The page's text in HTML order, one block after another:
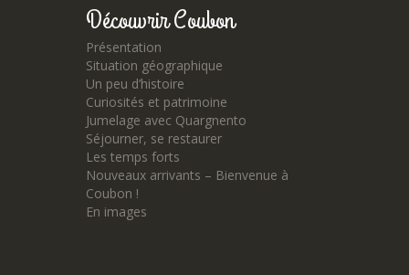
Découvrir Coubon
Présentation
Situation géographique
Un peu d’histoire
Curiosités et patrimoine
Jumelage avec Quargnento
Séjourner, se restaurer
Les temps forts
Nouveaux arrivants – Bienvenue à
Coubon !
En images